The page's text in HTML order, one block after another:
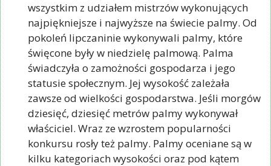
wszystkim z udziałem mistrzów wykonujących
najpiękniejsze i najwyższe na świecie palmy. Od
pokoleń lipczaninie wykonywali palmy, które
święcone były w niedzielę palmową. Palma
świadczyła o zamożności gospodarza i jego
statusie społecznym. Jej wysokość zależała
zawsze od wielkości gospodarstwa. Jeśli morgów
dziesięć, dziesięć metrów palmy wykonywał
właściciel. Wraz ze wzrostem popularności
konkursu rosły też palmy. Palmy oceniane są w
kilku kategoriach wysokości oraz pod kątem